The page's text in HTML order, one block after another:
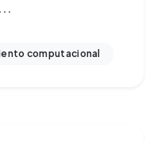
...
computacional